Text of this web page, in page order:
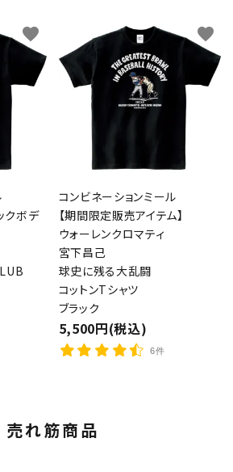
クボデ
favorite
コンビネーションミール
【期間限定販売アイテム】
ウォーレンクロマティ
宮下昌己
球史に残る大乱闘
コットンTシャツ
ブラック
5,500円(税込)
6件
favorite
売れ筋商品